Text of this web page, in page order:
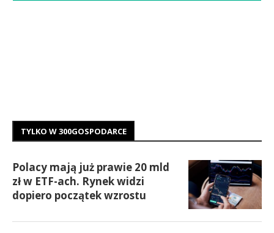
TYLKO W 300GOSPODARCE
Polacy mają już prawie 20 mld
zł w ETF-ach. Rynek widzi
dopiero początek wzrostu